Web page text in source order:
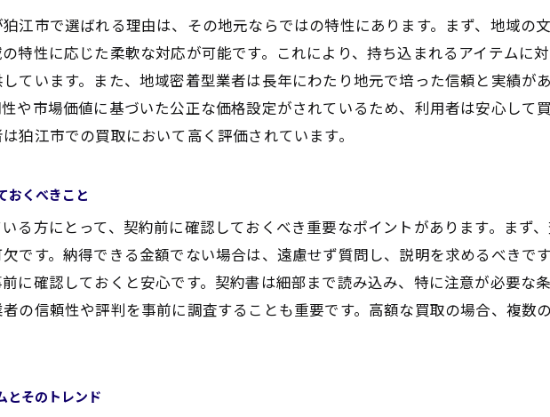
季節やイベントを利用した査定アップの秘訣
狛江市の査定基準を活かした交渉術
希少価値を引き出すアイテムプレゼンテーション
高額査定を実現するためのタイミングとは
口コミやレビューを活用した業者選び
信頼性を確認するための具体的チェックポイント
直接訪問する際の観察ポイント
契約前に確認すべき業者の保証内容
江市で選ばれる理由は、その地元ならではの特性にあります。まず、地域の
特性に応じた柔軟な対応が可能です。これにより、持ち込まれるアイテムに
ています。また、地域密着型業者は長年にわたり地元で培った信頼と実績が
や市場価値に基づいた公正な価格設定がされているため、利用者は安心して
狛江市での買取において高く評価されています。
おくべきこと
る方にとって、契約前に確認しておくべき重要なポイントがあります。まず
です。納得できる金額でない場合は、遠慮せず質問し、説明を求めるべきで
に確認しておくと安心です。契約書は細部まで読み込み、特に注意が必要な
の信頼性や評判を事前に調査することも重要です。高額な買取の場合、複数
とそのトレンド